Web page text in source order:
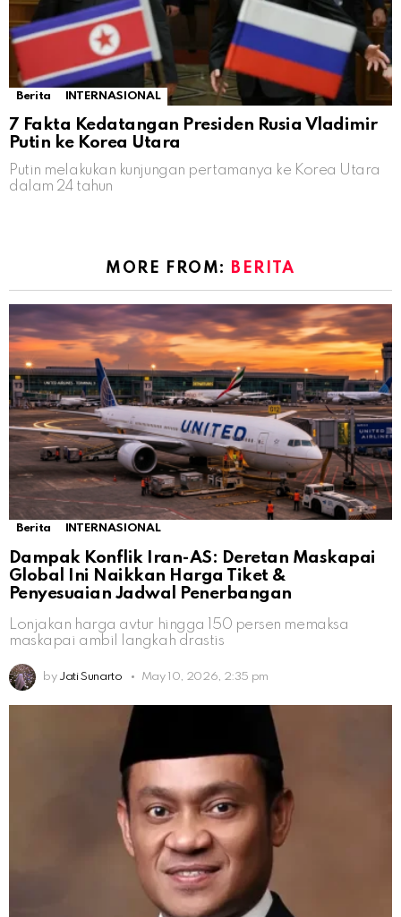
Berita INTERNASIONAL
7 Fakta Kedatangan Presiden Rusia Vladimir
Putin ke Korea Utara
Putin melakukan kunjungan pertamanya ke Korea Utara
dalam 24 tahun
MORE FROM: BERITA
Berita INTERNASIONAL
Dampak Konflik Iran-AS: Deretan Maskapai
Global Ini Naikkan Harga Tiket &
Penyesuaian Jadwal Penerbangan
Lonjakan harga avtur hingga 150 persen memaksa
maskapai ambil langkah drastis
by Jati Sunarto May 10, 2026, 2:35 pm